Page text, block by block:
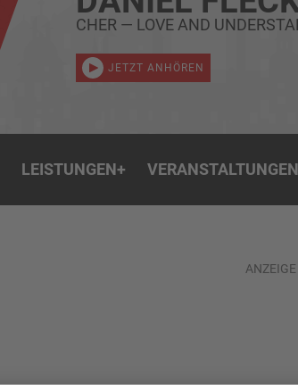
CHER — LOVE AND
JETZT ANHÖREN
LEISTUNGEN+ VERANSTALTUNGEN
ANZEIGE